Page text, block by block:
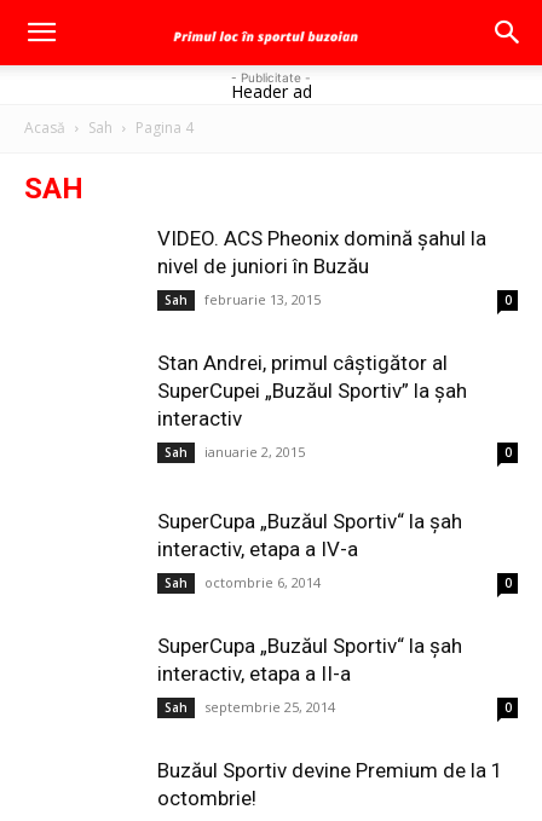
- Publicitate -
Header ad
Acasă Sah Pagina 4
SAH
VIDEO. ACS Pheonix domină şahul la
nivel de juniori în Buzău
Sah februarie 13, 2015 0
Stan Andrei, primul câştigător al
SuperCupei „Buzăul Sportiv” la şah
interactiv
Sah ianuarie 2, 2015 0
SuperCupa „Buzăul Sportiv“ la șah
interactiv, etapa a IV-a
Sah octombrie 6, 2014 0
SuperCupa „Buzăul Sportiv“ la șah
interactiv, etapa a II-a
Sah septembrie 25, 2014 0
Buzăul Sportiv devine Premium de la 1
octombrie!